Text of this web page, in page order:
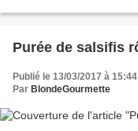
Purée de salsifis
Publié le 13/03/2017 à 15:44
Par BlondeGourmette